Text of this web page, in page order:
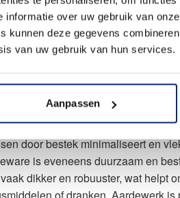
over uw gebruik van
kunnen deze gegevens
van uw gebruik van hun services.
Aanpassen
Hoewel sommige soorten
en vlekvorming, vooral bij
waardoor het relatief kras- en
door bestek minimaliseert en
is eveneens duurzaam en
dikker en robuuster, wat helpt